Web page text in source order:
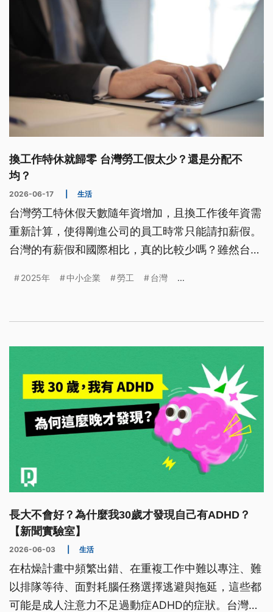
換工作特休就歸零 台灣勞工假太少？還是分配不
均？
2026-06-17 生活
台灣勞工特休假天數隨年資增加，且換工作後年資需
重新計算，使得剛進公司的員工時常只能請扣薪假。
台灣的有薪假和國際相比，真的比較少嗎？雖然台灣
於日韓，但勞工在同一公司平均年資卻僅6.5年，導
2025年 中小企業 勞工 台灣 ...
長大不會好？為什麼我30歲才發現自己有ADHD？
【新聞實驗室】
2026-06-03 生活
在枯燥計畫中頻繁出錯、在重複工作中難以專注、難
以排隊等待、面對耗腦任務選擇逃避與拖延，這些都
可能是成人注意力不足過動症ADHD的症狀。台灣